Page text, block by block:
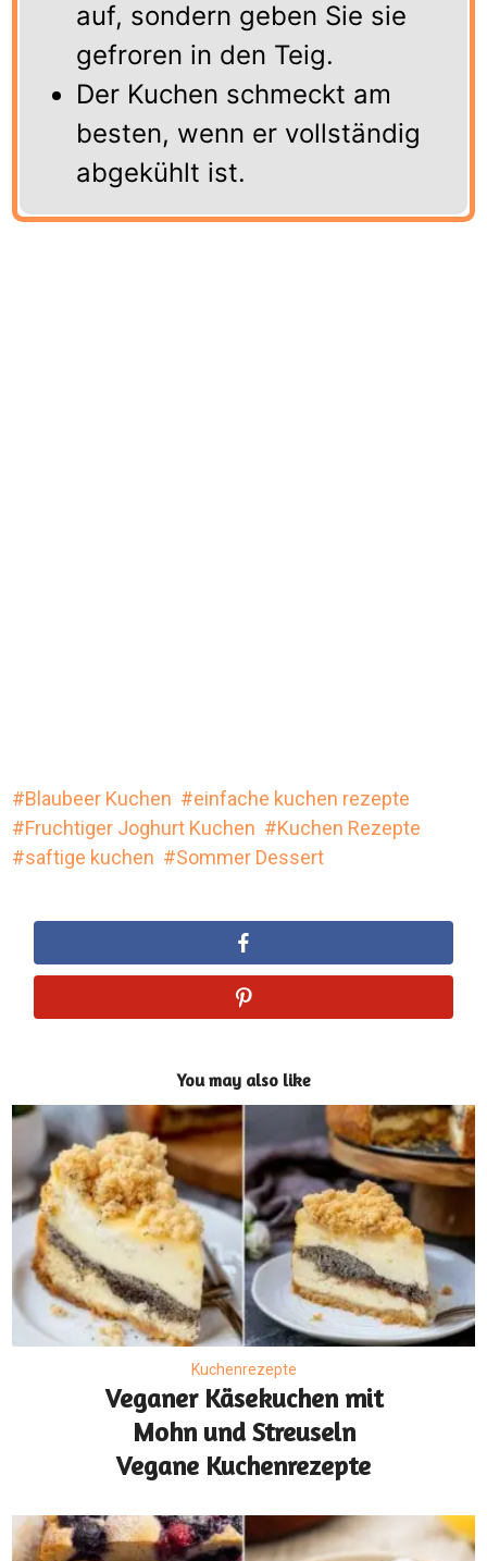
auf, sondern geben Sie sie
gefroren in den Teig.
Der Kuchen schmeckt am
besten, wenn er vollständig
abgekühlt ist.
Blaubeer Kuchen
einfache kuchen rezepte
Fruchtiger Joghurt Kuchen
Kuchen Rezepte
saftige kuchen
Sommer Dessert
You may also like
Kuchenrezepte
Veganer Käsekuchen mit
Mohn und Streuseln
Vegane Kuchenrezepte